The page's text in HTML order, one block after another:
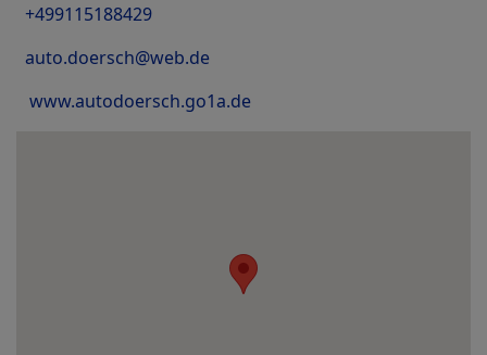
+499115188429
auto.doersch@web.de
www.autodoersch.go1a.de